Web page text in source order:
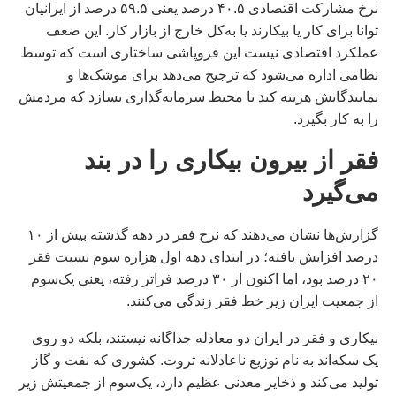
نرخ مشارکت اقتصادی ۴۰.۵ درصد یعنی ۵۹.۵ درصد از ایرانیان
توانا برای کار یا بیکارند یا به‌کل خارج از بازار کار. این ضعف
عملکرد اقتصادی نیست این فروپاشی ساختاری است که توسط
نظامی اداره می‌شود که ترجیح می‌دهد برای موشک‌ها و
نمایندگانش هزینه کند تا محیط سرمایه‌گذاری بسازد که مردمش
را به کار بگیرد.
فقر از بیرون بیکاری را در بند
می‌گیرد
گزارش‌ها نشان می‌دهند که نرخ فقر در دهه گذشته بیش از ۱۰
درصد افزایش یافته؛ در ابتدای دهه اول هزاره سوم نسبت فقر
۲۰ درصد بود، اما اکنون از ۳۰ درصد فراتر رفته، یعنی یک‌سوم
از جمعیت ایران زیر خط فقر زندگی می‌کنند.
بیکاری و فقر در ایران دو معادله جداگانه نیستند، بلکه دو روی
یک سکه‌اند به نام توزیع ناعادلانه ثروت. کشوری که نفت و گاز
تولید می‌کند و ذخایر معدنی عظیم دارد، یک‌سوم از جمعیتش زیر